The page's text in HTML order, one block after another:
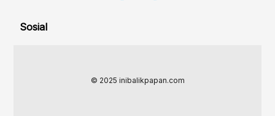
Sosial
© 2025 inibalikpapan.com